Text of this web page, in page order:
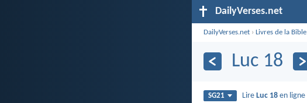
DailyVerses.net
DailyVerses.net ›Livres de la Bible
Luc 18
SG21 Lire Luc 18 en ligne